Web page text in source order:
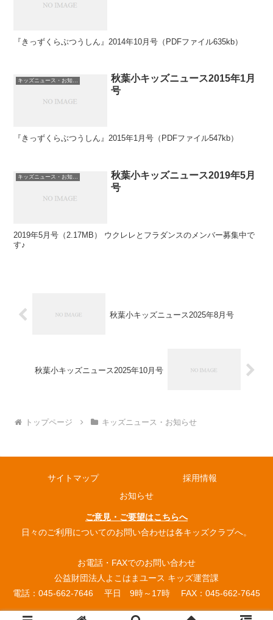
『きっずくらぶつうしん』2014年10月号（PDFファイル635kb）
秋葉小キッズニュース2015年1月
号
『きっずくらぶつうしん』2015年1月号（PDFファイル547kb）
キッズニュース・お知らせ
秋葉小キッズニュース2019年5月
号
2019年5月号（2.17MB） ウクレレとフラダンスのメンバー募集中で
す♪
秋葉小キッズニュース2025年8月号
秋葉小キッズニュース2025年10月号
トップページ キッズニュース・お知らせ
サイトマップ
採用情報
お知らせ
ご意見・ご要望はこちらへ
日々のご利用についてのお問い合わせは各キッズクラブへ。
お電話・FAXでのお問い合わせ
公益財団法人よこはまユース キッズ運営課
電話：045-662-7646 平日 9時～17時 FAX：045-662-7645